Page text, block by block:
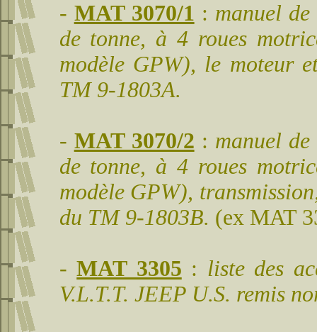
- MAT 3070/1 : manuel
de tonne, à 4 roues
modèle GPW), le moteur
TM 9-1803A.
- MAT 3070/2 : manuel
de tonne, à 4 roues
modèle GPW),
du TM 9-1803B. (ex MAT
-MAT 3305 : liste des
V.L.T.T. JEEP U.S. remis